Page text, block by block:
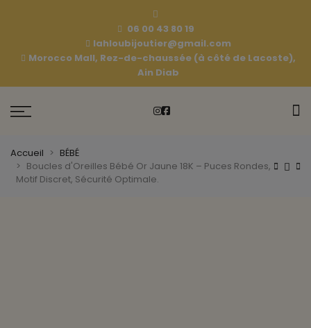
06 00 43 80 19
lahloubijoutier@gmail.com
Morocco Mall, Rez-de-chaussée (à côté de Lacoste),
Ain Diab
Accueil
BÉBÉ
Boucles d'Oreilles Bébé Or Jaune 18K – Puces Rondes,
Motif Discret, Sécurité Optimale.